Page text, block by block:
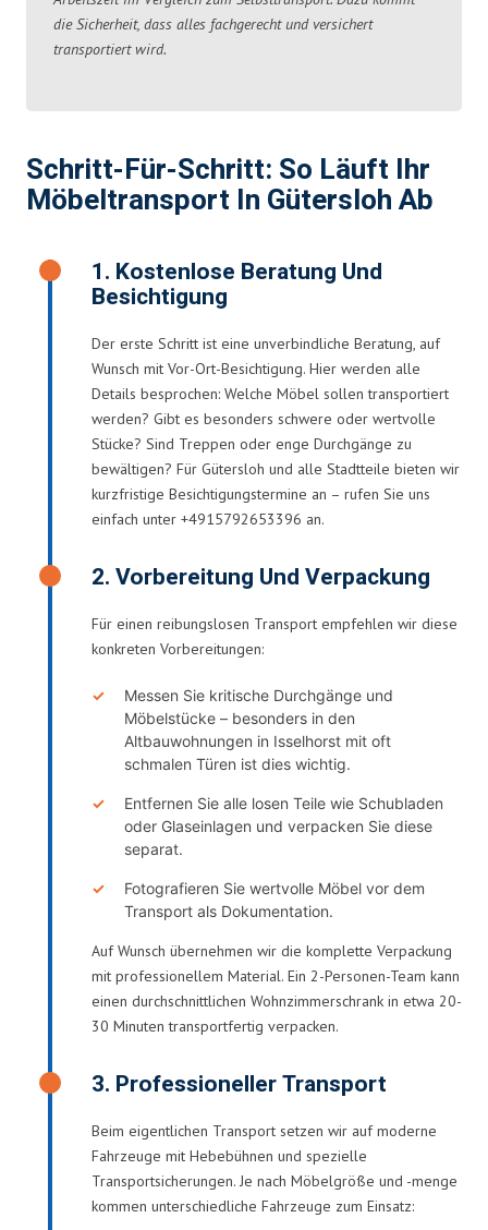
die Sicherheit, dass alles fachgerecht und versichert
transportiert wird.
Schritt-Für-Schritt: So Läuft Ihr
Möbeltransport In Gütersloh Ab
1. Kostenlose Beratung Und
Besichtigung
Der erste Schritt ist eine unverbindliche Beratung, auf
Wunsch mit Vor-Ort-Besichtigung. Hier werden alle
Details besprochen: Welche Möbel sollen transportiert
werden? Gibt es besonders schwere oder wertvolle
Stücke? Sind Treppen oder enge Durchgänge zu
bewältigen? Für Gütersloh und alle Stadtteile bieten wir
kurzfristige Besichtigungstermine an – rufen Sie uns
einfach unter +4915792653396 an.
2. Vorbereitung Und Verpackung
Für einen reibungslosen Transport empfehlen wir diese
konkreten Vorbereitungen:
Messen Sie kritische Durchgänge und
Möbelstücke – besonders in den
Altbauwohnungen in Isselhorst mit oft
schmalen Türen ist dies wichtig.
Entfernen Sie alle losen Teile wie Schubladen
oder Glaseinlagen und verpacken Sie diese
separat.
Fotografieren Sie wertvolle Möbel vor dem
Transport als Dokumentation.
Auf Wunsch übernehmen wir die komplette Verpackung
mit professionellem Material. Ein 2-Personen-Team kann
einen durchschnittlichen Wohnzimmerschrank in etwa 20-
30 Minuten transportfertig verpacken.
3. Professioneller Transport
Beim eigentlichen Transport setzen wir auf moderne
Fahrzeuge mit Hebebühnen und spezielle
Transportsicherungen. Je nach Möbelgröße und -menge
kommen unterschiedliche Fahrzeuge zum Einsatz: